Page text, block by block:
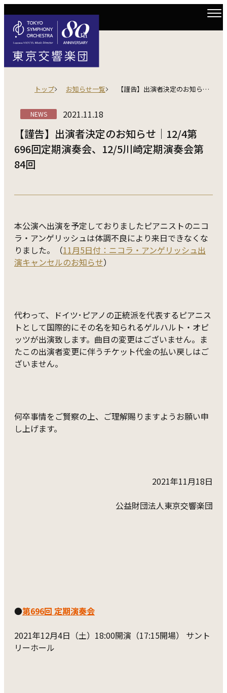
トップ お知らせ一覧 【謹告】出演者決定のお知らせ｜12/4第696回定期演奏会、12/5川崎定期演奏会第84回
NEWS 2021.11.18
【謹告】出演者決定のお知らせ｜12/4第
696回定期演奏会、12/5川崎定期演奏会第
84回
本公演へ出演を予定しておりましたピアニストのニコ
ラ・アンゲリッシュは体調不良により来日できなくな
りました。（11月5日付：ニコラ・アンゲリッシュ出
演キャンセルのお知らせ）
代わって、ドイツ･ピアノの正統派を代表するピアニス
トとして国際的にその名を知られるゲルハルト・オピ
ッツが出演致します。曲目の変更はございません。ま
たこの出演者変更に伴うチケット代金の払い戻しはご
ざいません。
何卒事情をご賢察の上、ご理解賜りますようお願い申
し上げます。
2021年11月18日
公益財団法人東京交響楽団
●第696回 定期演奏会
2021年12月4日（土）18:00開演（17:15開場） サント
リーホール